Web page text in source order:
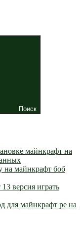
Поиск
майнкрафт на
на майнкрафт боб
версия играть
для майнкрафт pe на